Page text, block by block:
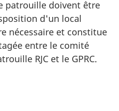
patrouille doivent être
d'un local
nécessaire et constitue
entre le comité
RJC et le GPRC.